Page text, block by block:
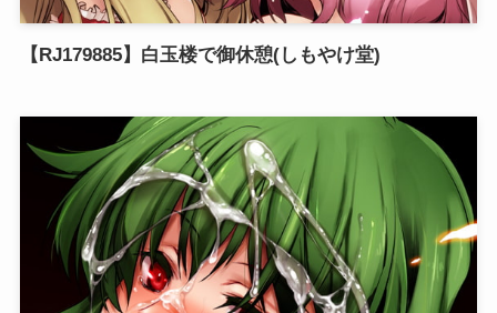
【RJ179885】白玉楼で御休憩(しもやけ堂)